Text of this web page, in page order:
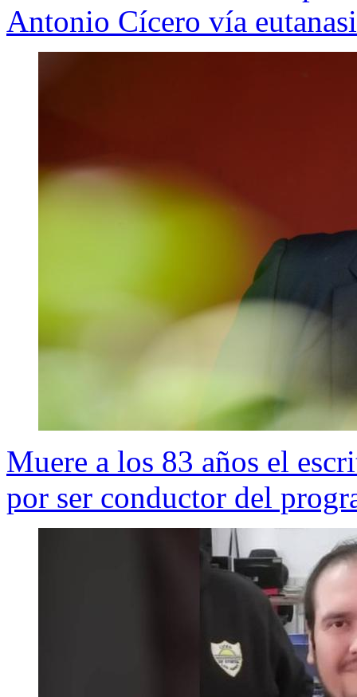
Antonio Cícero vía
Muere a los 83 años el
por ser conductor del